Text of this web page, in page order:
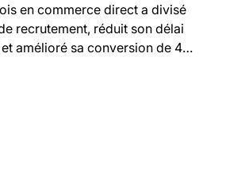
en commerce direct a divisé
recrutement, réduit son délai
amélioré sa conversion de 40